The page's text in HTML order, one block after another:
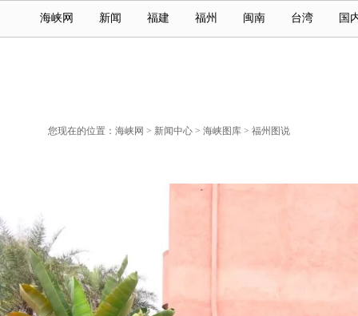
海峡网 新闻 福建 福州 闽南 台湾 国
您现在的位置： 海峡网 > 新闻中心 > 海峡图库 > 福州图说